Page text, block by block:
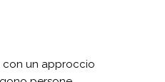
con un approccio